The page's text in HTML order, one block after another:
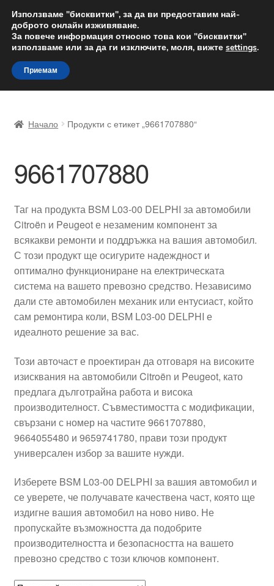
ДОСТАВКА от 12 лв.
Доставка по целия свят
Skip
to
navigation
Skip
to
content
Доставка по целия свят
Жалби
Количка
Контакт
Плащанията
Политика за поверителност
Правила и условия
Процедура за рекламации
Разгледайте
Транспорт
Начало Продукти с етикет „9661707880“
9661707880
Таг на продукта BSM L03-00 DELPHI за автомобили
Citroën и Peugeot е незаменим компонент за
всякакви ремонти и поддръжка на вашия автомобил.
С този продукт ще осигурите надеждност и
оптимално функциониране на електрическата
система на вашето превозно средство. Независимо
дали сте автомобилен механик или ентусиаст, който
сам ремонтира коли, BSM L03-00 DELPHI е
идеалното решение за вас.
Този авточаст е проектиран да отговаря на високите
изисквания на автомобили Citroën и Peugeot, като
предлага дълготрайна работа и висока
производителност. Съвместимостта с модификации,
свързани с номер на частите 9661707880,
9664055480 и 9659741780, прави този продукт
универсален избор за вашите нужди.
Изберете BSM L03-00 DELPHI за вашия автомобил и
се уверете, че получавате качествена част, която ще
издигне вашия автомобил на ново ниво. Не
пропускайте възможността да подобрите
производителността и безопасността на вашето
превозно средство с този ключов компонент.
Използваме "бисквитки", за да ви предоставим най-
доброто онлайн изживяване.
За повече информация относно това кои "бисквитки"
използваме или за да ги изключите, моля, вижте settings.
Приемам